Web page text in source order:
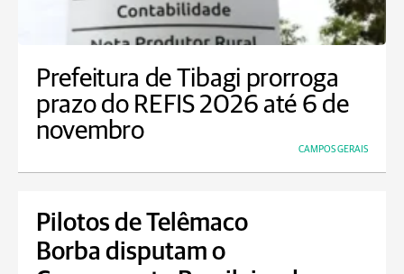
Prefeitura de Tibagi prorroga
prazo do REFIS 2026 até 6 de
novembro
CAMPOS GERAIS
Pilotos de Telêmaco
Borba disputam o